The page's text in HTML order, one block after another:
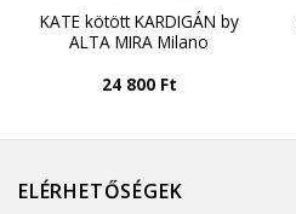
KATE kötött KARDIGÁN by
ALTA MIRA Milano
24 800 Ft
ELÉRHETŐSÉGEK